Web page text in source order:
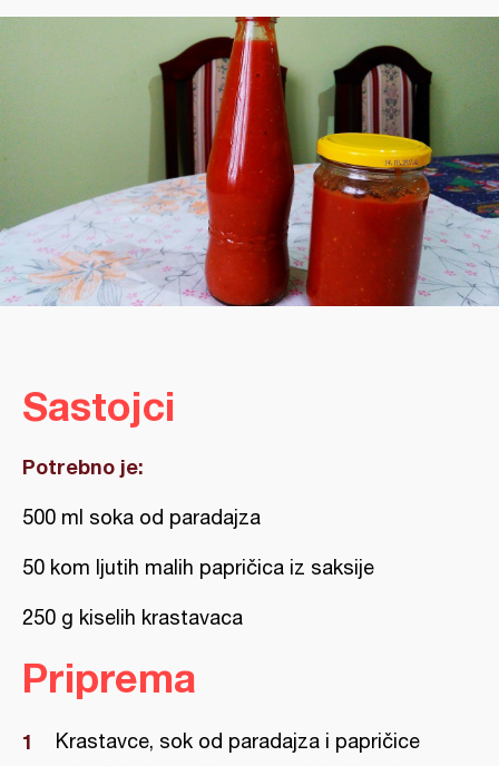
Sastojci
Potrebno je:
500 ml soka od paradajza
50 kom ljutih malih papričica iz saksije
250 g kiselih krastavaca
Priprema
Krastavce, sok od paradajza i papričice